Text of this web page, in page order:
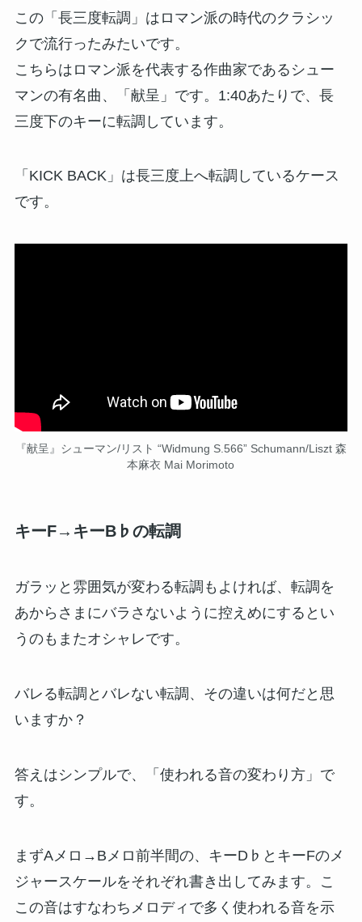
この「長三度転調」はロマン派の時代のクラシッ
クで流行ったみたいです。
こちらはロマン派を代表する作曲家であるシュー
マンの有名曲、「献呈」です。1:40あたりで、長
三度下のキーに転調しています。
「KICK BACK」は長三度上へ転調しているケース
です。
『献呈』シューマン/リスト “Widmung S.566” Schumann/Liszt 森
本麻衣 Mai Morimoto
キーF→キーB♭の転調
ガラッと雰囲気が変わる転調もよければ、転調を
あからさまにバラさないように控えめにするとい
うのもまたオシャレです。
バレる転調とバレない転調、その違いは何だと思
いますか？
答えはシンプルで、「使われる音の変わり方」で
す。
まずAメロ→Bメロ前半間の、キーD♭とキーFのメ
ジャースケールをそれぞれ書き出してみます。こ
この音はすなわちメロディで多く使われる音を示